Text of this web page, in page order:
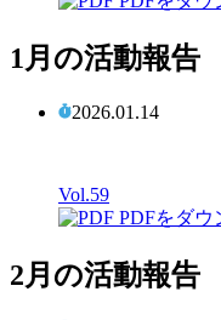
1月の活動報告
2026.01.14
Vol.59
PDFをダウ
2月の活動報告